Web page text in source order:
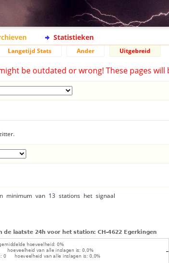
Statistieken
Langetijd Stats Ander Uitgebreid
be outdated or wrong! These pages
minimum van 13 stations het signaal